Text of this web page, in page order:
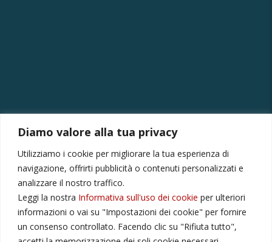
Diamo valore alla tua privacy
Utilizziamo i cookie per migliorare la tua esperienza di
navigazione, offrirti pubblicità o contenuti personalizzati e
analizzare il nostro traffico.
Leggi la nostra Informativa sull'uso dei cookie per ulteriori
informazioni o vai su "Impostazioni dei cookie" per fornire
un consenso controllato. Facendo clic su "Rifiuta tutto",
Via Provinciale Montagna Spaccata 228/H Napoli
Raffaele +39 3282694809
r.colamussi@gmail.com
Dal lunedì al venerdì 9:00 13:30 16:00 19:00
Il sabato 9:00 13:30